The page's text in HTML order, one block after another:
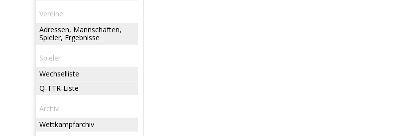
Vereine
Adressen, Mannschaften,
Spieler, Ergebnisse
Spieler
Wechselliste
Q-TTR-Liste
Archiv
Wettkampfarchiv